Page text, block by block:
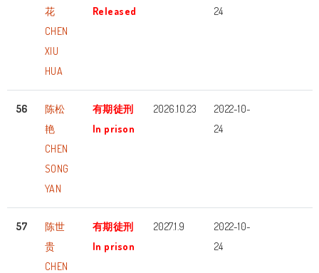
花
CHEN
XIU
HUA
Released
24
56
陈松
艳
CHEN
SONG
YAN
有期徒刑
In prison
2026.10.23
2022-10-
24
57
陈世
贵
CHEN
有期徒刑
In prison
2027.1.9
2022-10-
24